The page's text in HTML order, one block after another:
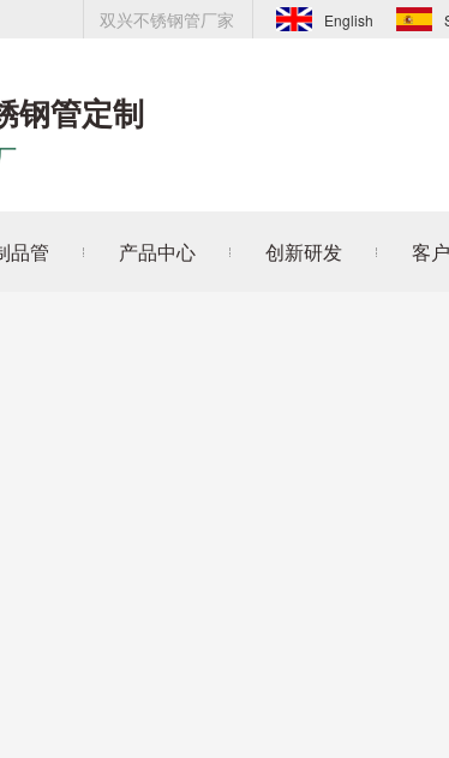
双兴不锈钢管厂家 English
钢管定制
品管 产品中心 创新研发 客